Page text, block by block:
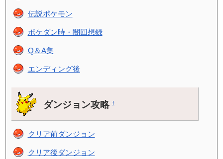
伝説ポケモン
ポケダン時・闇回想録
Q＆A集
エンディング後
ダンジョン攻略†
クリア前ダンジョン
クリア後ダンジョン